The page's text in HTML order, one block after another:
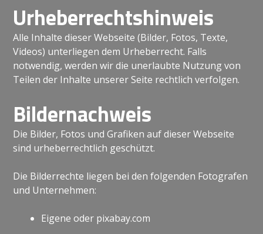
Urheberrechtshinweis
Alle Inhalte dieser Webseite (Bilder, Fotos, Texte,
Videos) unterliegen dem Urheberrecht. Falls
notwendig, werden wir die unerlaubte Nutzung von
Teilen der Inhalte unserer Seite rechtlich verfolgen.
Bildernachweis
Die Bilder, Fotos und Grafiken auf dieser Webseite
sind urheberrechtlich geschützt.
Die Bilderrechte liegen bei den folgenden Fotografen
und Unternehmen:
Eigene oder pixabay.com